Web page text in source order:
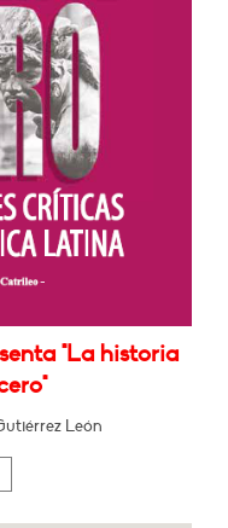
"La historia
León